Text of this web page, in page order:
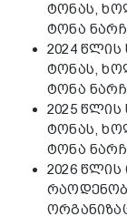
ტონას,
ტონა
2024
ტონას,
ტონა
2025
ტონას,
ტონა
2026 წლის